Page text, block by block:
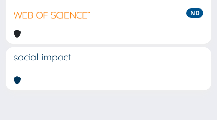
ND
social impact